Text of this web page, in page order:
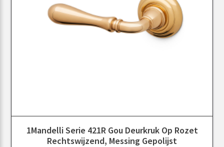
1Mandelli Serie 421R Gou Deurkruk Op Rozet
Rechtswijzend, Messing Gepolijst